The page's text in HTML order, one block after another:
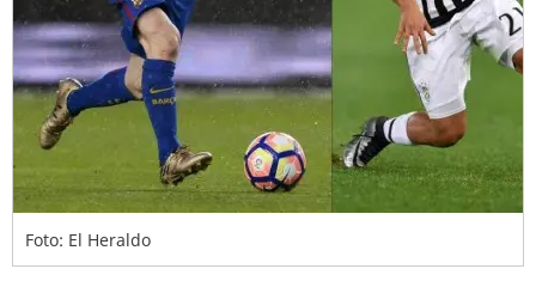
Foto: El Heraldo